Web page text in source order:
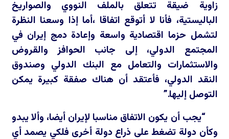
زاوية ضيقة تتعلق بالملف النووي والصواريخ
الباليستية، فأنا لا أتوقع اتفاقا ،أما إذا وسعنا النظرة
لتشمل حزما اقتصادية واسعة وإعادة دمج إيران في
المجتمع الدولي، إلى جانب الحوافز والقروض
والاستثمارات والتعامل مع البنك الدولي وصندوق
النقد الدولي، فأعتقد أن هناك صفقة كبيرة يمكن
التوصل إليها.”
“يجب أن يكون الاتفاق مناسبا لإيران أيضا، وألا يبدو
وكأن دولة تضغط على ذراع دولة أخرى فلكي يصمد أي